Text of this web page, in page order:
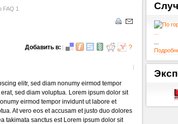
FAQ 1
Добавить в:
?
elitr, sed diam nonumy eirmod tempor
sed diam voluptua. Lorem ipsum dolor sit
eirmod tempor invidunt ut labore et
At vero eos et accusam et justo duo dolores
takimata sanctus est Lorem ipsum dolor sit